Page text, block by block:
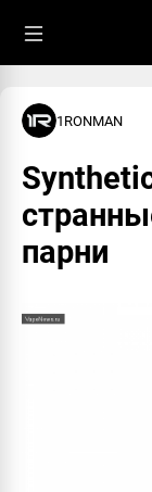
1RONMAN
парни